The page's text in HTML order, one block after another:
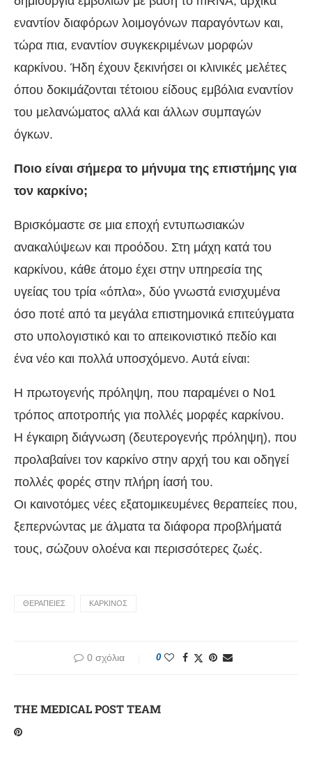
εναντίον διαφόρων λοιμογόνων παραγόντων και,
τώρα πια, εναντίον συγκεκριμένων μορφών
καρκίνου. Ήδη έχουν ξεκινήσει οι κλινικές μελέτες
όπου δοκιμάζονται τέτοιου είδους εμβόλια εναντίον
του μελανώματος αλλά και άλλων συμπαγών
όγκων.
Ποιο είναι σήμερα το μήνυμα της επιστήμης για
τον καρκίνο;
Βρισκόμαστε σε μια εποχή εντυπωσιακών
ανακαλύψεων και προόδου. Στη μάχη κατά του
καρκίνου, κάθε άτομο έχει στην υπηρεσία της
υγείας του τρία «όπλα», δύο γνωστά ενισχυμένα
όσο ποτέ από τα μεγάλα επιστημονικά επιτεύγματα
στο υπολογιστικό και το απεικονιστικό πεδίο και
ένα νέο και πολλά υποσχόμενο. Αυτά είναι:
Η πρωτογενής πρόληψη, που παραμένει ο Νο1
τρόπος αποτροπής για πολλές μορφές καρκίνου.
Η έγκαιρη διάγνωση (δευτερογενής πρόληψη), που
προλαβαίνει τον καρκίνο στην αρχή του και οδηγεί
πολλές φορές στην πλήρη ίασή του.
Οι καινοτόμες νέες εξατομικευμένες θεραπείες που,
ξεπερνώντας με άλματα τα διάφορα προβλήματά
τους, σώζουν ολοένα και περισσότερες ζωές.
ΘΕΡΑΠΕΙΕΣ ΚΑΡΚΙΝΟΣ
0 σχόλια 0
THE MEDICAL POST TEAM